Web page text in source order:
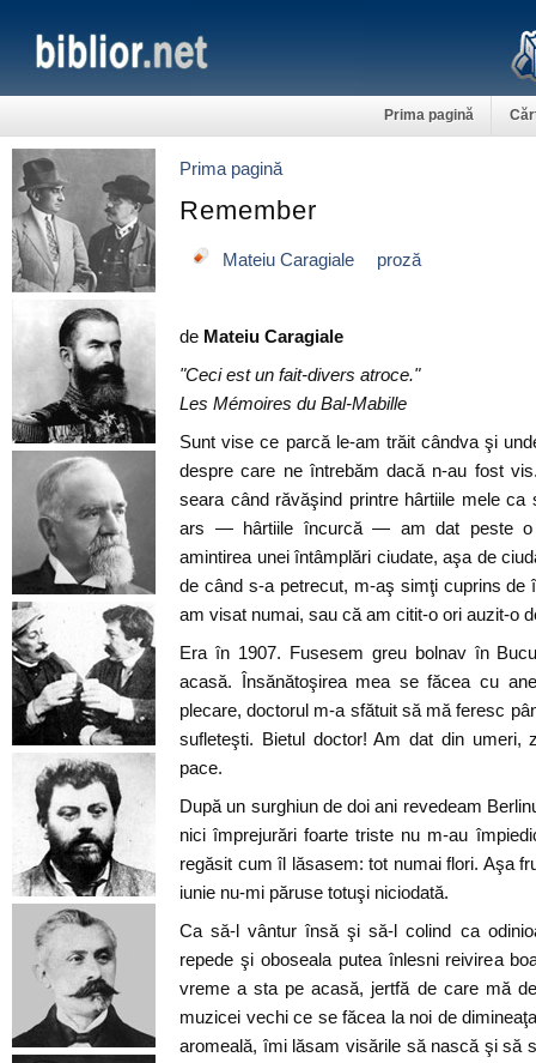
Prima pagină
Prima pagină
Remember
Mateiu Caragiale proză
de Mateiu Caragiale
"Ceci est un fait-divers atroce."
Les Mémoires du Bal-Mabille
Sunt vise ce parcă le-am trăit cândva şi
despre care ne întrebăm dacă n-au fost
seara când răvăşind printre hârtiile mele
ars — hârtiile încurcă — am dat peste o
amintirea unei întâmplări ciudate, aşa de
de când s-a petrecut, m-aş simţi cuprins de
am visat numai, sau că am citit-o ori auzit-o
Era în 1907. Fusesem greu bolnav în
acasă. Însănătoşirea mea se făcea cu
plecare, doctorul m-a sfătuit să mă feresc
sufleteşti. Bietul doctor! Am dat din
pace.
După un surghiun de doi ani revedeam
nici împrejurări foarte triste nu m-au
regăsit cum îl lăsasem: tot numai flori. Aşa
iunie nu-mi păruse totuşi niciodată.
Ca să-l vântur însă şi să-l colind ca
repede şi oboseala putea înlesni reivirea
vreme a sta pe acasă, jertfă de care mă
muzicei vechi ce se făcea la noi de
aromeală, îmi lăsam visările să nască şi să